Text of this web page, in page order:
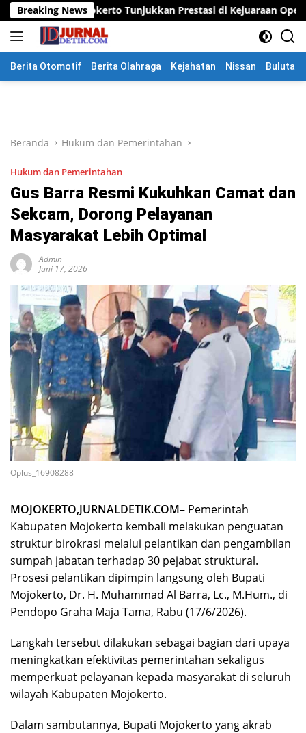
Langsung
ke
konten
Breaking News
Tunjukkan Prestasi di Kejuaraan Open Piala Wali Kota
Berita Otomotif Berita Olahraga Kejahatan Nissan
Beranda Hukum dan Pemerintahan
Hukum dan Pemerintahan
Gus Barra Resmi Kukuhkan Camat dan
Sekcam, Dorong Pelayanan
Masyarakat Lebih Optimal
Admin
Juni 17, 2026
Oplus_16908288
MOJOKERTO,JURNALDETIK.COM– Pemerintah
Kabupaten Mojokerto kembali melakukan penguatan
struktur birokrasi melalui pelantikan dan pengambilan
sumpah jabatan terhadap 30 pejabat struktural.
Prosesi pelantikan dipimpin langsung oleh Bupati
Mojokerto, Dr. H. Muhammad Al Barra, Lc., M.Hum., di
Pendopo Graha Maja Tama, Rabu (17/6/2026).
Langkah tersebut dilakukan sebagai bagian dari upaya
meningkatkan efektivitas pemerintahan sekaligus
memperkuat pelayanan kepada masyarakat di seluruh
wilayah Kabupaten Mojokerto.
Dalam sambutannya, Bupati Mojokerto yang akrab